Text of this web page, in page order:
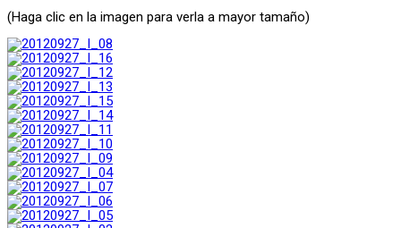
(Haga clic en la imagen para verla a mayor tamaño)